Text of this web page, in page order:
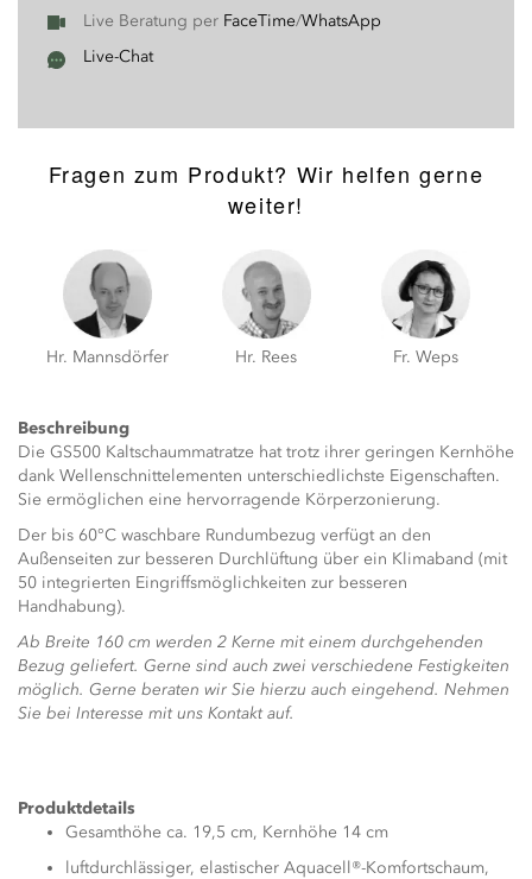
Live Beratung per FaceTime/WhatsApp
Live-Chat
Fragen zum Produkt? Wir helfen gerne
weiter!
Hr. Mannsdörfer Hr. Rees Fr. Weps
Beschreibung
Die GS500 Kaltschaummatratze hat trotz ihrer geringen Kernhöhe
dank Wellenschnittelementen unterschiedlichste Eigenschaften.
Sie ermöglichen eine hervorragende Körperzonierung.
Der bis 60°C waschbare Rundumbezug verfügt an den
Außenseiten zur besseren Durchlüftung über ein Klimaband (mit
50 integrierten Eingriffsmöglichkeiten zur besseren
Handhabung).
Ab Breite 160 cm werden 2 Kerne mit einem durchgehenden
Bezug geliefert. Gerne sind auch zwei verschiedene Festigkeiten
möglich. Gerne beraten wir Sie hierzu auch eingehend. Nehmen
Sie bei Interesse mit uns Kontakt auf.
Produktdetails
Gesamthöhe ca. 19,5 cm, Kernhöhe 14 cm
luftdurchlässiger, elastischer Aquacell®-Komfortschaum,